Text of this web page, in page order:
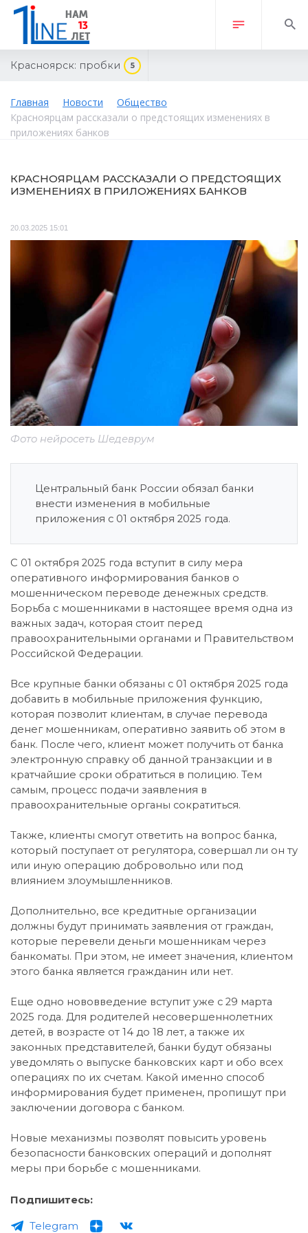
Красноярск: пробки 5
Главная Новости
Общество
Красноярцам рассказали о предстоящих изменениях в
приложениях банков
КРАСНОЯРЦАМ РАССКАЗАЛИ О ПРЕДСТОЯЩИХ
ИЗМЕНЕНИЯХ В ПРИЛОЖЕНИЯХ БАНКОВ
20.03.2025 15:01
Фото нейросеть Шедеврум
Центральный банк России обязал банки
внести изменения в мобильные
приложения с 01 октября 2025 года.
С 01 октября 2025 года вступит в силу мера
оперативного информирования банков о
мошенническом переводе денежных средств.
Борьба с мошенниками в настоящее время одна из
важных задач, которая стоит перед
правоохранительными органами и Правительством
Российской Федерации.
Все крупные банки обязаны с 01 октября 2025 года
добавить в мобильные приложения функцию,
которая позволит клиентам, в случае перевода
денег мошенникам, оперативно заявить об этом в
банк. После чего, клиент может получить от банка
электронную справку об данной транзакции и в
кратчайшие сроки обратиться в полицию. Тем
самым, процесс подачи заявления в
правоохранительные органы сократиться.
Также, клиенты смогут ответить на вопрос банка,
который поступает от регулятора, совершал ли он ту
или иную операцию добровольно или под
влиянием злоумышленников.
Дополнительно, все кредитные организации
должны будут принимать заявления от граждан,
которые перевели деньги мошенникам через
банкоматы. При этом, не имеет значения, клиентом
этого банка является гражданин или нет.
Еще одно нововведение вступит уже с 29 марта
2025 года. Для родителей несовершеннолетних
детей, в возрасте от 14 до 18 лет, а также их
законных представителей, банки будут обязаны
уведомлять о выпуске банковских карт и обо всех
операциях по их счетам. Какой именно способ
информирования будет применен, пропишут при
заключении договора с банком.
Новые механизмы позволят повысить уровень
безопасности банковских операций и дополнят
меры при борьбе с мошенниками.
Подпишитесь:
Telegram